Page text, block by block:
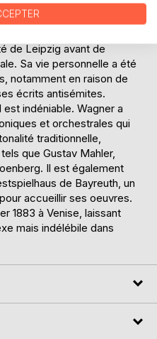
et le théâtre
une famille d'artistes,
de Leipzig avant de
Sa vie personnelle a été
notamment en raison de
écrits antisémites.
indéniable. Wagner a
et orchestrales qui
traditionnelle,
que Gustav Mahler,
Il est également
de Bayreuth, un
accueillir ses oeuvres.
1883 à Venise, laissant
mais indélébile dans